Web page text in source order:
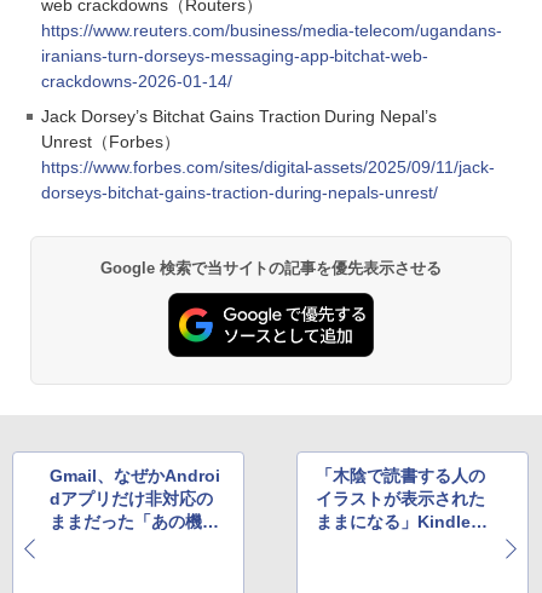
web crackdowns（Routers）
https://www.reuters.com/business/media-telecom/ugandans-
iranians-turn-dorseys-messaging-app-bitchat-web-
crackdowns-2026-01-14/
Jack Dorsey’s Bitchat Gains Traction During Nepal’s
Unrest（Forbes）
https://www.forbes.com/sites/digital-assets/2025/09/11/jack-
dorseys-bitchat-gains-traction-during-nepals-unrest/
Google 検索で当サイトの記事を優先表示させる
Gmail、なぜかAndroi
dアプリだけ非対応の
ままだった「あの機
「木陰で読書する人の
イラストが表示された
ままになる」Kindle端